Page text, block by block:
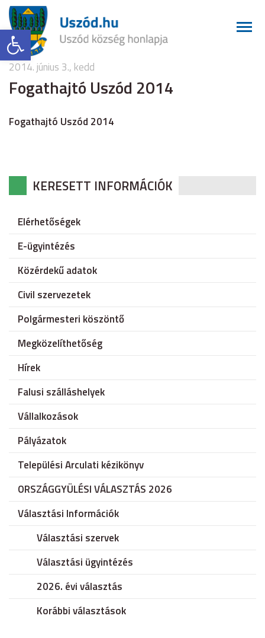
Eszköztár megnyitása
2014. június 3., kedd
Fogathajtó Uszód 2014
Fogathajtó Uszód 2014
KERESETT INFORMÁCIÓK
Elérhetőségek
E-ügyintézés
Közérdekű adatok
Civil szervezetek
Polgármesteri köszöntő
Megközelíthetőség
Hírek
Falusi szálláshelyek
Vállalkozások
Pályázatok
Települési Arculati kézikönyv
ORSZÁGGYÜLÉSI VÁLASZTÁS 2026
Választási Információk
Választási szervek
Választási ügyintézés
2026. évi választás
Korábbi választások